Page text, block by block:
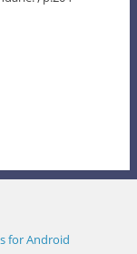
for Android